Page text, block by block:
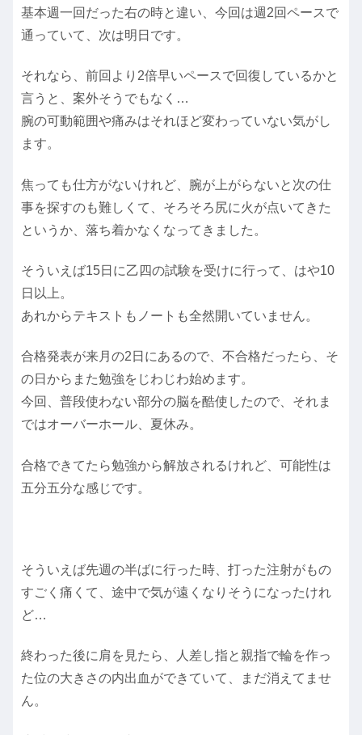
基本週一回だった右の時と違い、今回は週2回ペースで
通っていて、次は明日です。
それなら、前回より2倍早いペースで回復しているかと
言うと、案外そうでもなく…
腕の可動範囲や痛みはそれほど変わっていない気がし
ます。
焦っても仕方がないけれど、腕が上がらないと次の仕
事を探すのも難しくて、そろそろ尻に火が点いてきた
というか、落ち着かなくなってきました。
そういえば15日に乙四の試験を受けに行って、はや10
日以上。
あれからテキストもノートも全然開いていません。
合格発表が来月の2日にあるので、不合格だったら、そ
の日からまた勉強をじわじわ始めます。
今回、普段使わない部分の脳を酷使したので、それま
ではオーバーホール、夏休み。
合格できてたら勉強から解放されるけれど、可能性は
五分五分な感じです。
そういえば先週の半ばに行った時、打った注射がもの
すごく痛くて、途中で気が遠くなりそうになったけれ
ど…
終わった後に肩を見たら、人差し指と親指で輪を作っ
た位の大きさの内出血ができていて、まだ消えてませ
ん。